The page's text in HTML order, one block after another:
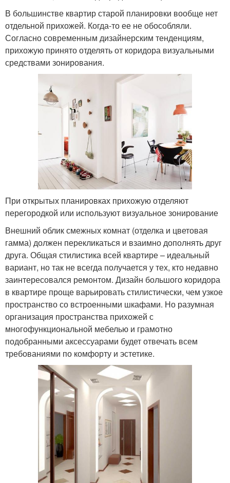
В большинстве квартир старой планировки вообще нет
отдельной прихожей. Когда-то ее не обособляли.
Согласно современным дизайнерским тенденциям,
прихожую принято отделять от коридора визуальными
средствами зонирования.
При открытых планировках прихожую отделяют
перегородкой или используют визуальное зонирование
Внешний облик смежных комнат (отделка и цветовая
гамма) должен перекликаться и взаимно дополнять друг
друга. Общая стилистика всей квартире – идеальный
вариант, но так не всегда получается у тех, кто недавно
заинтересовался ремонтом. Дизайн большого коридора
в квартире проще варьировать стилистически, чем узкое
пространство со встроенными шкафами. Но разумная
организация пространства прихожей с
многофункциональной мебелью и грамотно
подобранными аксессуарами будет отвечать всем
требованиями по комфорту и эстетике.